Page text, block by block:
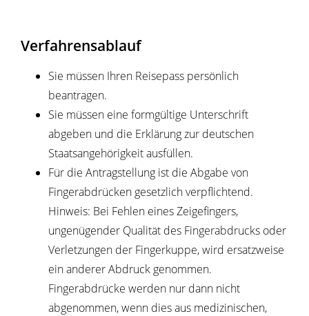
Verfahrensablauf
Sie müssen Ihren Reisepass persönlich
beantragen.
Sie müssen eine formgültige Unterschrift
abgeben und die Erklärung zur deutschen
Staatsangehörigkeit ausfüllen.
Für die Antragstellung ist die Abgabe von
Fingerabdrücken gesetzlich verpflichtend.
Hinweis: Bei Fehlen eines Zeigefingers,
ungenügender Qualität des Fingerabdrucks oder
Verletzungen der Fingerkuppe, wird ersatzweise
ein anderer Abdruck genommen.
Fingerabdrücke werden nur dann nicht
abgenommen, wenn dies aus medizinischen,